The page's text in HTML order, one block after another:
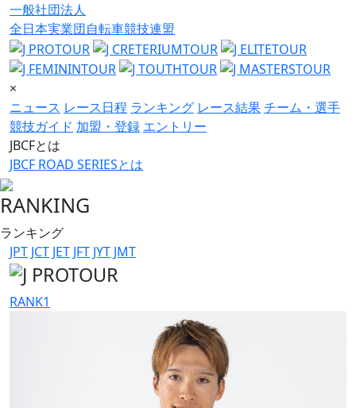
一般社団法人
全日本実業団自転車競技連盟
×
ニュース レース日程 ランキング レース結果チーム・選手
競技ガイド 加盟・登録 エントリー
JBCFとは
JBCF ROAD SERIESとは
RANKING
ランキング
JPT JCT JET JFT JYT JMT
RANK1